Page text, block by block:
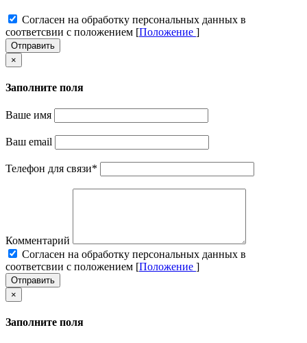
Cогласен на обработку персональных данных в
соответсвии с положением [Положение ]
Отправить
×
Заполните поля
Ваше имя
Ваш email
Телефон для связи*
Комментарий
Cогласен на обработку персональных данных в
соответсвии с положением [Положение ]
Отправить
×
Заполните поля